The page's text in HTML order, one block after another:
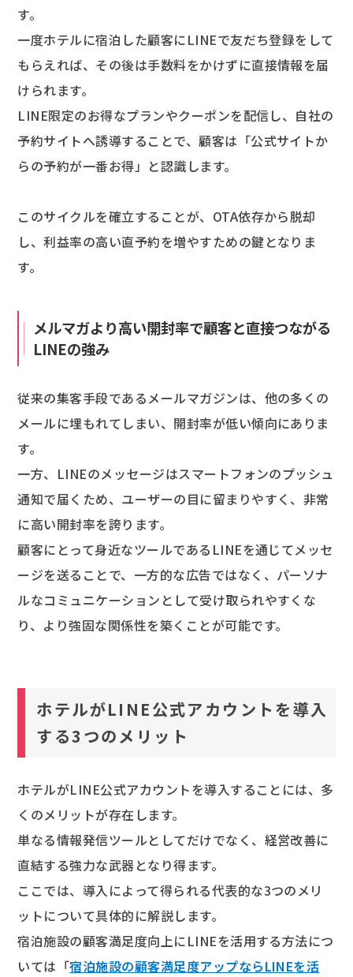
す。
一度ホテルに宿泊した顧客にLINEで友だち登録をして
もらえれば、その後は手数料をかけずに直接情報を届
けられます。
LINE限定のお得なプランやクーポンを配信し、自社の
予約サイトへ誘導することで、顧客は「公式サイトか
らの予約が一番お得」と認識します。
このサイクルを確立することが、OTA依存から脱却
し、利益率の高い直予約を増やすための鍵となりま
す。
メルマガより高い開封率で顧客と直接つながる
LINEの強み
従来の集客手段であるメールマガジンは、他の多くの
メールに埋もれてしまい、開封率が低い傾向にありま
す。
一方、LINEのメッセージはスマートフォンのプッシュ
通知で届くため、ユーザーの目に留まりやすく、非常
に高い開封率を誇ります。
顧客にとって身近なツールであるLINEを通じてメッセ
ージを送ることで、一方的な広告ではなく、パーソナ
ルなコミュニケーションとして受け取られやすくな
り、より強固な関係性を築くことが可能です。
ホテルがLINE公式アカウントを導入
する3つのメリット
ホテルがLINE公式アカウントを導入することには、多
くのメリットが存在します。
単なる情報発信ツールとしてだけでなく、経営改善に
直結する強力な武器となり得ます。
ここでは、導入によって得られる代表的な3つのメリ
ットについて具体的に解説します。
宿泊施設の顧客満足度向上にLINEを活用する方法につ
いては「宿泊施設の顧客満足度アップならLINEを活